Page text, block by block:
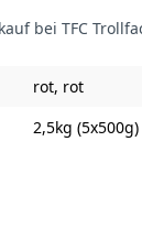
bei TFC
rot, rot
2,5kg (5x500g)